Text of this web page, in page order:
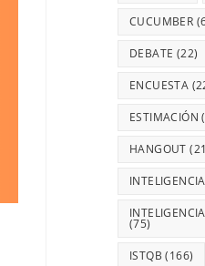
CUCUMBER
DEBATE (22)
ENCUESTA
ESTIMACIÓN
HANGOUT
(75)
ISTQB (166)